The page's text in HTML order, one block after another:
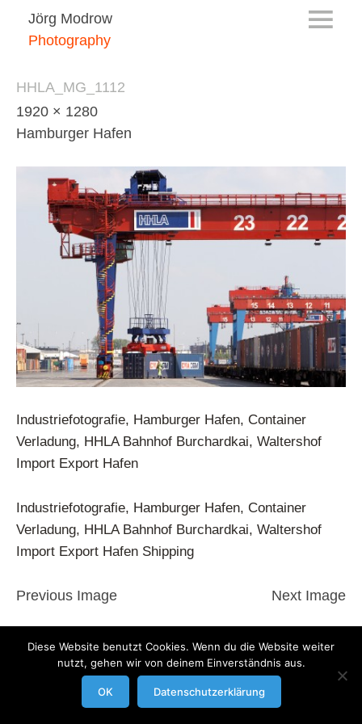
Jörg Modrow
Photography
HHLA_MG_1112
1920 × 1280
Hamburger Hafen
Industriefotografie, Hamburger Hafen, Container
Verladung, HHLA Bahnhof Burchardkai, Waltershof
Import Export Hafen
Industriefotografie, Hamburger Hafen, Container
Verladung, HHLA Bahnhof Burchardkai, Waltershof
Import Export Hafen Shipping
Previous Image Next Image
modrowgrafie.de © 2023 |AGB |Impressum/Datenschutzerklaerung|
Businessportraits
Diese Website benutzt Cookies. Wenn du die Website weiter
nutzt, gehen wir von deinem Einverständnis aus.
OK Datenschutzerklärung